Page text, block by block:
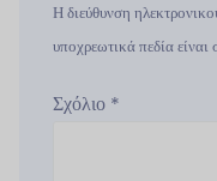
Η διεύθυνση
υποχρεωτικά πεδία
Σχόλιο *